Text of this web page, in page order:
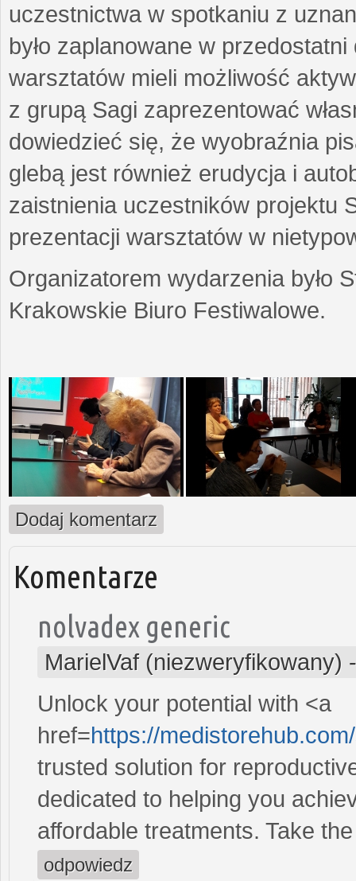
uczestnictwa w spotkaniu z
było zaplanowane w
warsztatów mieli możliwość
z grupą Sagi zaprezentować
dowiedzieć się, że wyobraźnia
glebą jest również erudycja i
zaistnienia uczestników projektu
prezentacji warsztatów w
Organizatorem wydarzenia było
Krakowskie Biuro Festiwalowe.
Dodaj komentarz
Komentarze
nolvadex generic
MarielVaf (niezweryfikowany)
Unlock your potential with <a
href=https://
trusted solution for
dedicated to helping you
affordable treatments. Take
odpowiedz